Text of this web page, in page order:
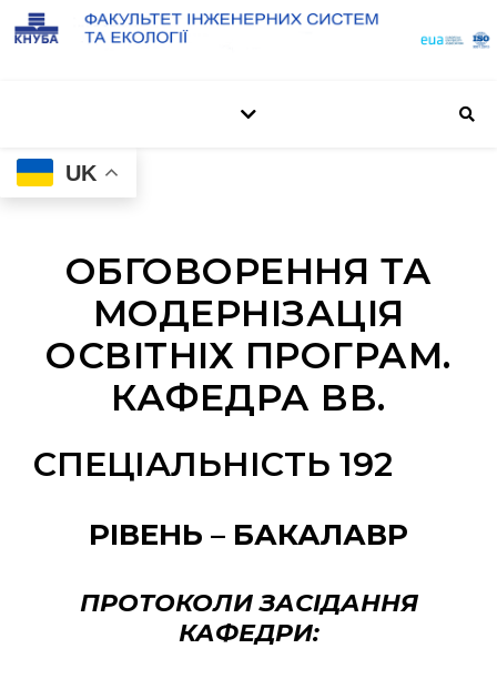
UK
ОБГОВОРЕННЯ ТА
МОДЕРНІЗАЦІЯ
ОСВІТНІХ ПРОГРАМ.
КАФЕДРА ВВ.
СПЕЦІАЛЬНІСТЬ 192
РІВЕНЬ – БАКАЛАВР
ПРОТОКОЛИ ЗАСІДАННЯ
КАФЕДРИ: